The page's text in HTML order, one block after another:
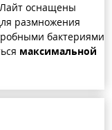
оснащены
размножения
бактериями
максимальной